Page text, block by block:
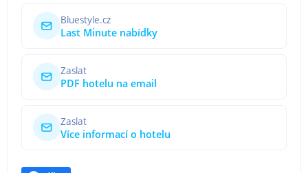
Bluestyle.cz
Last Minute nabídky
Zaslat
PDF hotelu na email
Zaslat
Více informací o hotelu